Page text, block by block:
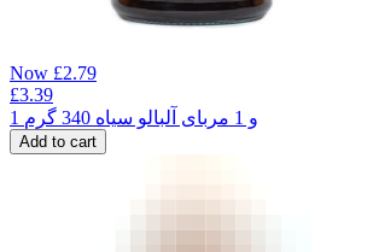
Now £2.79
£3.39
1 و 1 مربای آلبالو سیاه 340 گرم
Add to cart